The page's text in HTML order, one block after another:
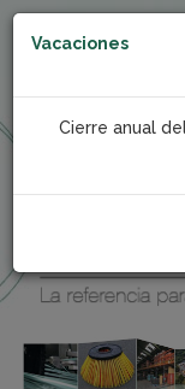
Vacaciones
Cierre anual